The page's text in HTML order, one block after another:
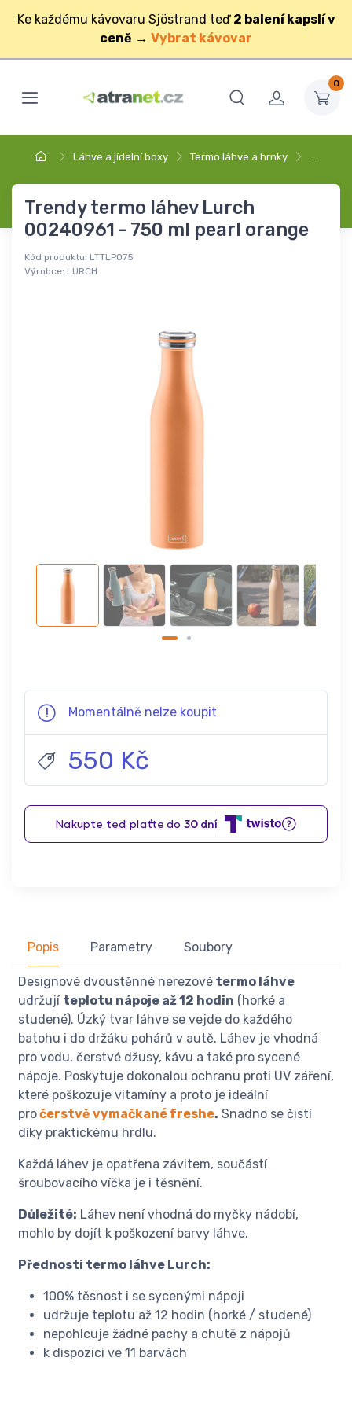
Ke každému kávovaru Sjöstrand teď 2 balení kapslí v
ceně → Vybrat kávovar
0
Láhve a jídelní boxy Termo láhve a hrnky
Trendy termo láhev Lurch
00240961 - 750 ml pearl orange
Kód produktu: LTTLPO75
Výrobce: LURCH
Momentálně nelze koupit
550 Kč
Popis Parametry Soubory
Designové dvoustěnné nerezové termo láhve
udržují teplotu nápoje až 12 hodin (horké a
studené). Úzký tvar láhve se vejde do každého
batohu i do držáku pohárů v autě. Láhev je vhodná
pro vodu, čerstvé džusy, kávu a také pro sycené
nápoje. Poskytuje dokonalou ochranu proti UV záření,
které poškozuje vitamíny a proto je ideální
pročerstvě vymačkané freshe. Snadno se čistí
díky praktickému hrdlu.
Každá láhev je opatřena závitem, součástí
šroubovacího víčka je i těsnění.
Důležité: Láhev není vhodná do myčky nádobí,
mohlo by dojít k poškození barvy láhve.
Přednosti termo láhve Lurch:
100% těsnost i se sycenými nápoji
udržuje teplotu až 12 hodin (horké / studené)
nepohlcuje žádné pachy a chutě z nápojů
k dispozici ve 11 barvách